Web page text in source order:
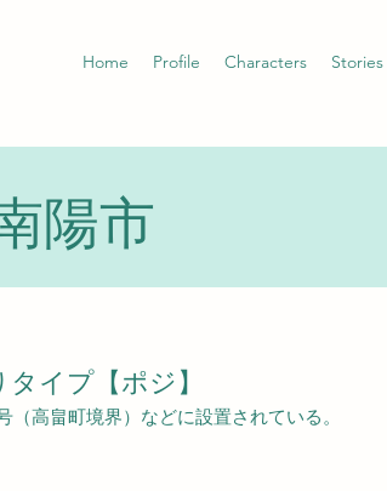
Home Profile Characters Stories
陽市
イプ【ポジ】
（高畠町境界）などに設置されている。